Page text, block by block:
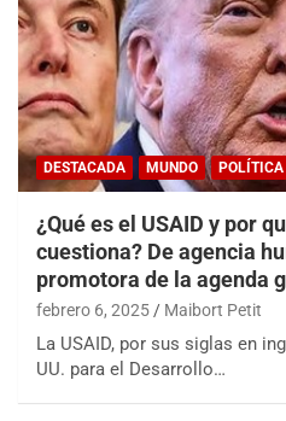
DESTACADA MUNDO POLÍTICA
¿Qué es el USAID y por
cuestiona? De agencia
promotora de la agenda
febrero 6, 2025 Maibort Petit
La USAID, por sus siglas en
UU. para el Desarrollo…